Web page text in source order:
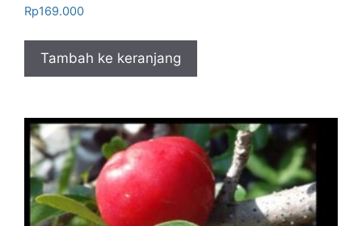
Rp169.000
Tambah ke keranjang